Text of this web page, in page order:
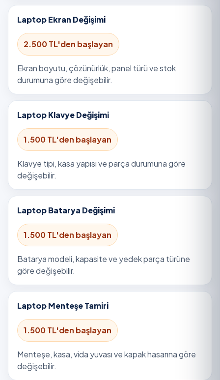
Laptop Ekran Değişimi
2.500 TL'den başlayan
Ekran boyutu, çözünürlük, panel türü ve stok
durumuna göre değişebilir.
Laptop Klavye Değişimi
1.500 TL'den başlayan
Klavye tipi, kasa yapısı ve parça durumuna göre
değişebilir.
Laptop Batarya Değişimi
1.500 TL'den başlayan
Batarya modeli, kapasite ve yedek parça türüne
göre değişebilir.
Laptop Menteşe Tamiri
1.500 TL'den başlayan
Menteşe, kasa, vida yuvası ve kapak hasarına göre
değişebilir.